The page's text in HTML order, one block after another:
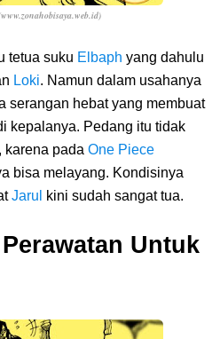
tetua suku Elbaph yang dahulu
Loki. Namun dalam usahanya
serangan hebat yang membuat
kepalanya. Pedang itu tidak
karena pada One Piece
bisa melayang. Kondisinya
Jarul kini sudah sangat tua.
Untuk